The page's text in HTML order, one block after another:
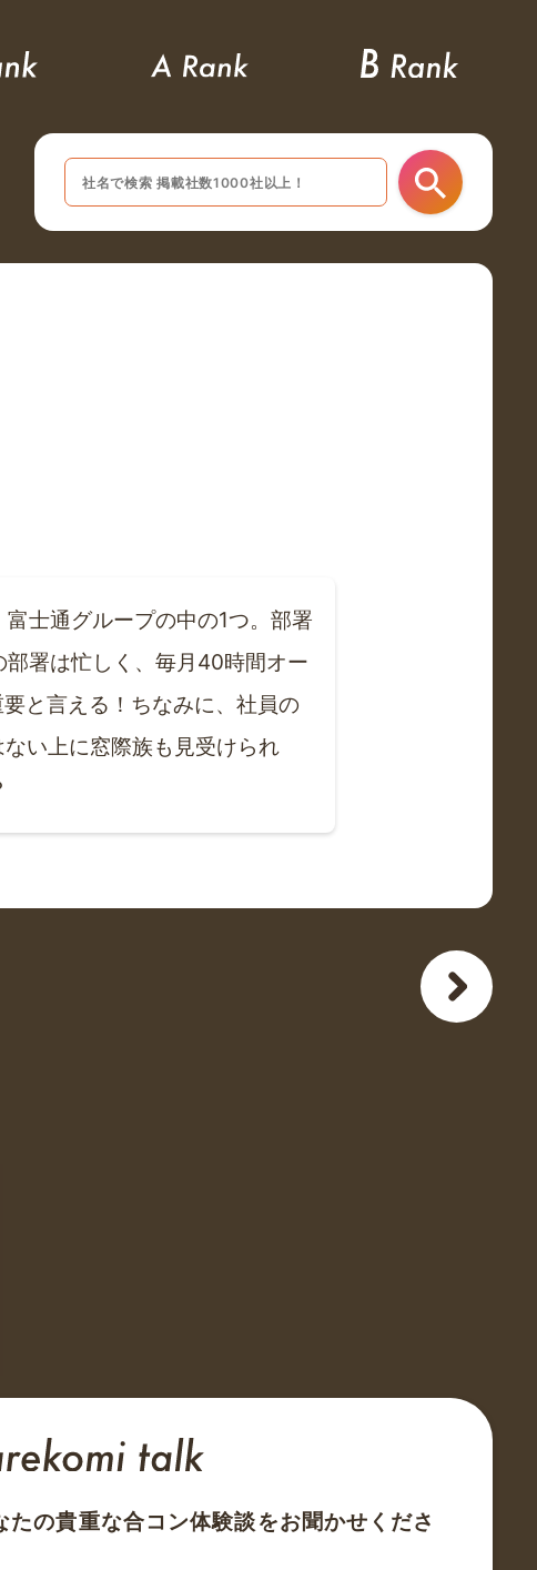
士通グループの中の1つ。部署
署は忙しく、毎月40時間オー
と言える！ちなみに、社員の
い上に窓際族も見受けられ
たの貴重な合コン体験談をお聞かせくださ